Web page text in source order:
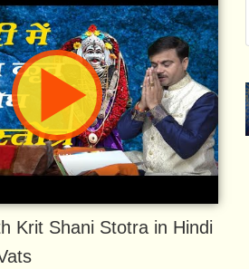
Krit Shani Stotra in Hindi